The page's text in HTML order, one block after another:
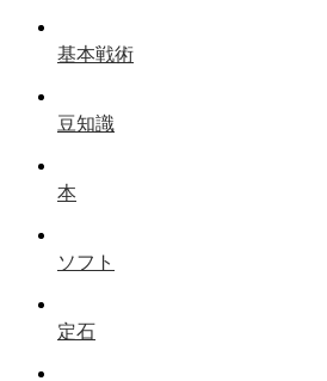
基本戦術
豆知識
本
ソフト
定石